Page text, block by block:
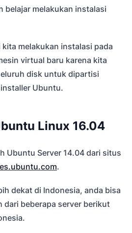
belajar melakukan instalasi
melakukan instalasi pada
virtual baru karena kita
disk untuk dipartisi
Ubuntu.
Linux 16.04
Ubuntu Server 14.04 dari situs
.
dekat di Indonesia, anda bisa
dari beberapa server berikut